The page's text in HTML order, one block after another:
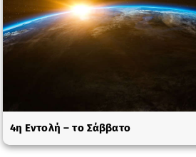
4η Εντολή – το Σάββατο